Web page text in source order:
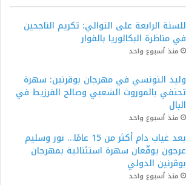
للسنة الرابعة على التوالي: تكريم الناجحين
في مناظرة البكالوريا بالفوار
منذ أسبوع واحد
وليد التونسي في مهرجان بوقرنين: سهرة
تحتفي بالموروث الشعبي وصالح الفرزيط في
البال
منذ أسبوع واحد
بعد غياب دام أكثر من 15 عامًا… نور وسليم
عرجون يوقّعان سهرة استثنائية بمهرجان
بوڨرنين الدولي
منذ أسبوع واحد